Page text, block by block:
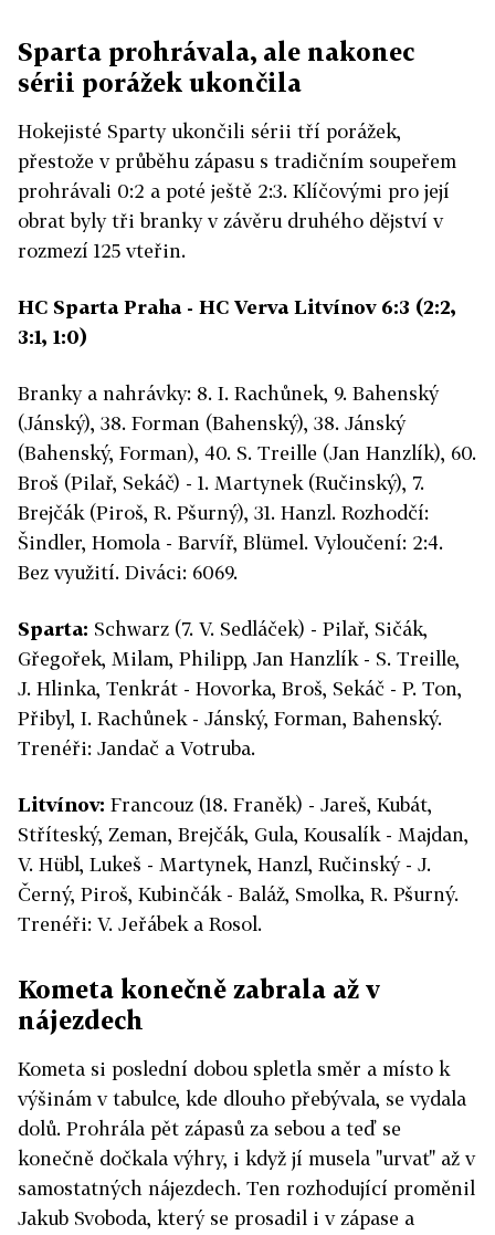
Sparta prohrávala, ale nakonec
sérii porážek ukončila
Hokejisté Sparty ukončili sérii tří porážek,
přestože v průběhu zápasu s tradičním soupeřem
prohrávali 0:2 a poté ještě 2:3. Klíčovými pro její
obrat byly tři branky v závěru druhého dějství v
rozmezí 125 vteřin.
HC Sparta Praha - HC Verva Litvínov 6:3 (2:2,
3:1, 1:0)
Branky a nahrávky: 8. I. Rachůnek, 9. Bahenský
(Jánský), 38. Forman (Bahenský), 38. Jánský
(Bahenský, Forman), 40. S. Treille (Jan Hanzlík), 60.
Broš (Pilař, Sekáč) - 1. Martynek (Ručinský), 7.
Brejčák (Piroš, R. Pšurný), 31. Hanzl. Rozhodčí:
Šindler, Homola - Barvíř, Blümel. Vyloučení: 2:4.
Bez využití. Diváci: 6069.
Sparta: Schwarz (7. V. Sedláček) - Pilař, Sičák,
Gřegořek, Milam, Philipp, Jan Hanzlík - S. Treille,
J. Hlinka, Tenkrát - Hovorka, Broš, Sekáč - P. Ton,
Přibyl, I. Rachůnek - Jánský, Forman, Bahenský.
Trenéři: Jandač a Votruba.
Litvínov: Francouz (18. Franěk) - Jareš, Kubát,
Stříteský, Zeman, Brejčák, Gula, Kousalík - Majdan,
V. Hübl, Lukeš - Martynek, Hanzl, Ručinský - J.
Černý, Piroš, Kubinčák - Baláž, Smolka, R. Pšurný.
Trenéři: V. Jeřábek a Rosol.
Kometa konečně zabrala až v
nájezdech
Kometa si poslední dobou spletla směr a místo k
výšinám v tabulce, kde dlouho přebývala, se vydala
dolů. Prohrála pět zápasů za sebou a teď se
konečně dočkala výhry, i když jí musela "urvat" až v
samostatných nájezdech. Ten rozhodující proměnil
Jakub Svoboda, který se prosadil i v zápase a